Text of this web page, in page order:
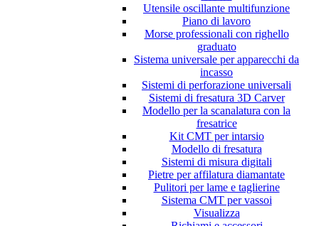
Utensile oscillante multifunzione
Piano di lavoro
Morse professionali con righello
graduato
Sistema universale per apparecchi da
incasso
Sistemi di perforazione universali
Sistemi di fresatura 3D Carver
Modello per la scanalatura con la
fresatrice
Kit CMT per intarsio
Modello di fresatura
Sistemi di misura digitali
Pietre per affilatura diamantate
Pulitori per lame e taglierine
Sistema CMT per vassoi
Visualizza